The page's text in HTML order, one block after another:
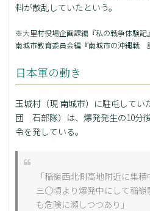
料が散乱していたという。
※大里村役場企画課編『私の戦争体験記
南城市教育委員会編『南城市の沖縄戦
日本軍の動き
玉城村（現 南城市）に駐屯してい
団 石部隊）は、爆発発生の10分
令を発している。
「稲嶺西北側高地附近に集
三〇頃より爆発中にして稲
も危険に瀕しつつあり」